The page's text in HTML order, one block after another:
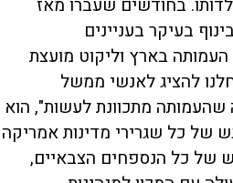
בחודשים שעברו מאז
בעיקר בעניינים
בארץ וליקוט מועצת
להציג לאנשי ממשל
מתכוונת לעשות", הוא
של כל שגרירי מדינות אמריקה
של כל הנספחים הצבאיים,